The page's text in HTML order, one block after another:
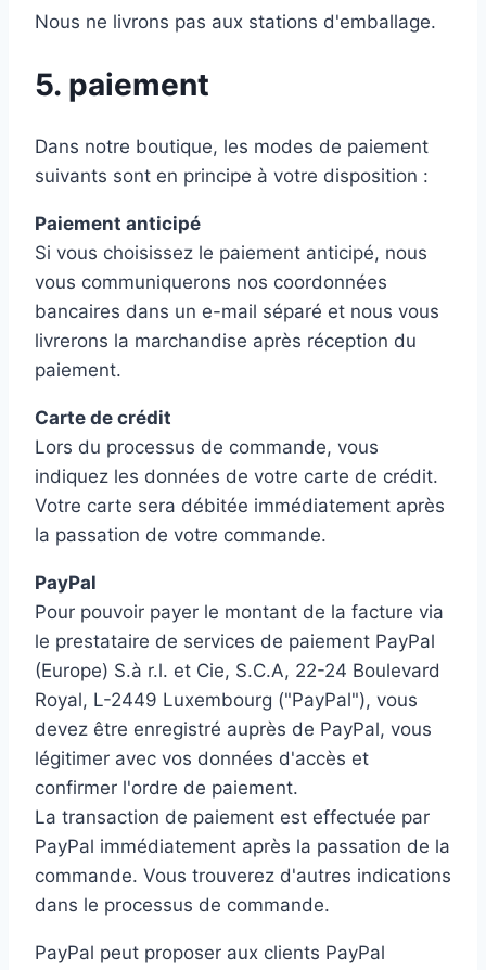
Nous ne livrons pas aux stations d'emballage.
5. paiement
Dans notre boutique, les modes de paiement
suivants sont en principe à votre disposition :
Paiement anticipé
Si vous choisissez le paiement anticipé, nous
vous communiquerons nos coordonnées
bancaires dans un e-mail séparé et nous vous
livrerons la marchandise après réception du
paiement.
Carte de crédit
Lors du processus de commande, vous
indiquez les données de votre carte de crédit.
Votre carte sera débitée immédiatement après
la passation de votre commande.
PayPal
Pour pouvoir payer le montant de la facture via
le prestataire de services de paiement PayPal
(Europe) S.à r.l. et Cie, S.C.A, 22-24 Boulevard
Royal, L-2449 Luxembourg ("PayPal"), vous
devez être enregistré auprès de PayPal, vous
légitimer avec vos données d'accès et
confirmer l'ordre de paiement.
La transaction de paiement est effectuée par
PayPal immédiatement après la passation de la
commande. Vous trouverez d'autres indications
dans le processus de commande.
PayPal peut proposer aux clients PayPal